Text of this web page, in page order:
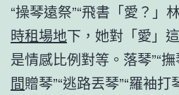
“操琴遠祭”“飛書「愛？」
時租場地下，她對「愛」
是情感比例對等。落琴”“撫
間贈琴”“逃路丟琴”“羅袖打